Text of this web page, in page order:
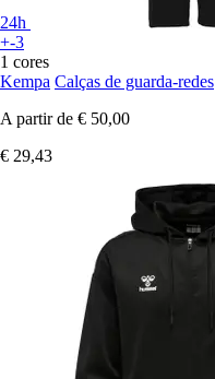
24h
+-3
1 cores
Kempa Calças de guarda-redes
A partir de € 50,00
€ 29,43